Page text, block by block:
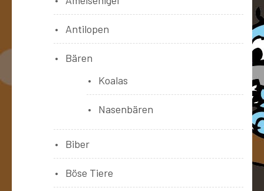
Antilopen
Bären
Koalas
Nasenbären
Biber
Böse Tiere